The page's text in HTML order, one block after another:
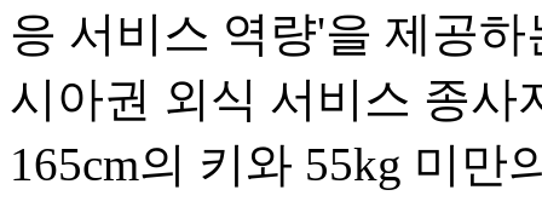
응 서비스 역량'을 제공
시아권 외식 서비스 종사
165cm의 키와 55kg 미만